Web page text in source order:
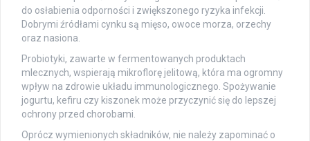
do osłabienia odporności i zwiększonego ryzyka infekcji.
Dobrymi źródłami cynku są mięso, owoce morza, orzechy
oraz nasiona.
Probiotyki, zawarte w fermentowanych produktach
mlecznych, wspierają mikroflorę jelitową, która ma ogromny
wpływ na zdrowie układu immunologicznego. Spożywanie
jogurtu, kefiru czy kiszonek może przyczynić się do lepszej
ochrony przed chorobami.
Oprócz wymienionych składników, nie należy zapominać o